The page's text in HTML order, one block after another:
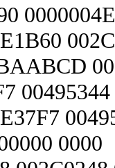
0000